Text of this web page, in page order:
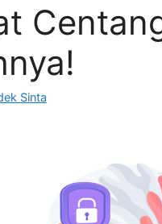
Sinta